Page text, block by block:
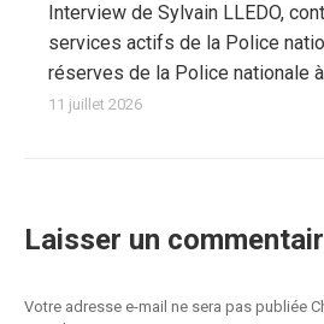
Interview de Sylvain LLEDO,
services actifs de la Police
réserves de la Police nationale
11 juillet 2026
Laisser un
Votre adresse e-mail ne sera pas publiée